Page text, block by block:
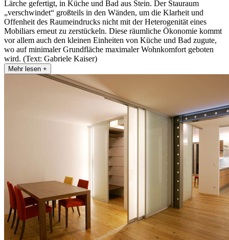
Lärche gefertigt, in Küche und Bad aus Stein. Der Stauraum
„verschwindet“ großteils in den Wänden, um die Klarheit und
Offenheit des Raumeindrucks nicht mit der Heterogenität eines
Mobiliars erneut zu zerstückeln. Diese räumliche Ökonomie kommt
vor allem auch den kleinen Einheiten von Küche und Bad zugute,
wo auf minimaler Grundfläche maximaler Wohnkomfort geboten
wird. (Text: Gabriele Kaiser)
Mehr lesen +